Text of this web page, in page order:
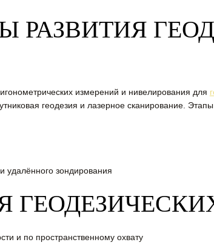
РАЗВИТИЯ
измерений и нивелирования для
геодезия и лазерное сканирование.
удалённого зондирования
и по пространственному охвату